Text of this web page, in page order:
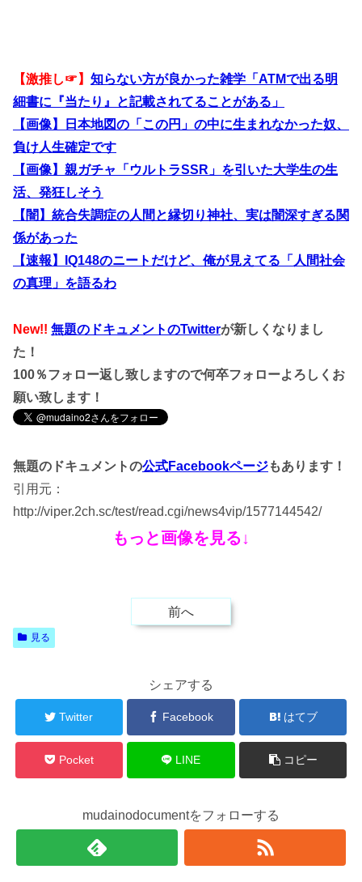
【激推し☞】 知らない方が良かった雑学「ATMで出る明
細書に『当たり』と記載されてることがある」
【画像】日本地図の「この円」の中に生まれなかった奴、
負け人生確定です
【画像】親ガチャ「ウルトラSSR」を引いた大学生の生
活、発狂しそう
【闇】統合失調症の人間と縁切り神社、実は闇深すぎる関
係があった
【速報】IQ148のニートだけど、俺が見えてる「人間社会
の真理」を語るわ
New!! 無題のドキュメントのTwitterが新しくなりまし
た！
100％フォロー返し致しますので何卒フォローよろしくお
願い致します！
無題のドキュメントの公式Facebookページもあります！
引用元：
http://viper.2ch.sc/test/read.cgi/news4vip/1577144542/
もっと画像を見る↓
前へ
見る
シェアする
Twitter Facebook はてブ
Pocket LINE コピー
mudainodocumentをフォローする